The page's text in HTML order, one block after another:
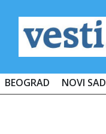
BEOGRAD NOVI SAD